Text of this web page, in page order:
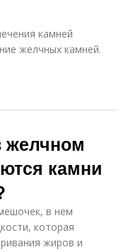
камней
желчных камней.
желчном
камни
в нем
которая
жиров и